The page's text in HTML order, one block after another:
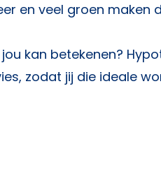
en veel groen maken
kan betekenen?
zodat jij die ideale